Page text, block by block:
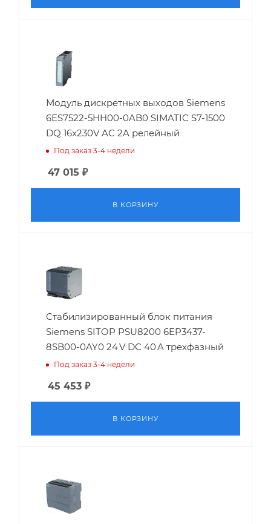
Модуль дискретных выходов Siemens
6ES7522-5HH00-0AB0 SIMATIC S7-1500
DQ 16x230V AC 2A релейный
Под заказ 3-4 недели
47 015 ₽
В КОРЗИНУ
Стабилизированный блок питания
Siemens SITOP PSU8200 6EP3437-
8SB00-0AY0 24 V DC 40 A трехфазный
Под заказ 3-4 недели
45 453 ₽
В КОРЗИНУ